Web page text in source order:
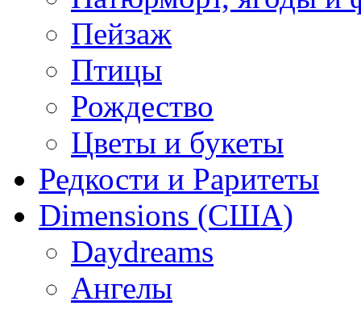
Пейзаж
Птицы
Рождество
Цветы и букеты
Редкости и Раритеты
Dimensions (США)
Daydreams
Ангелы